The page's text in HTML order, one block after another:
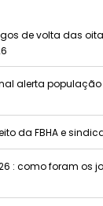
de volta das
alerta
da FBHA e
: como foram os